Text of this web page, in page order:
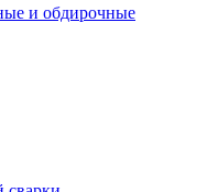
и обдирочные